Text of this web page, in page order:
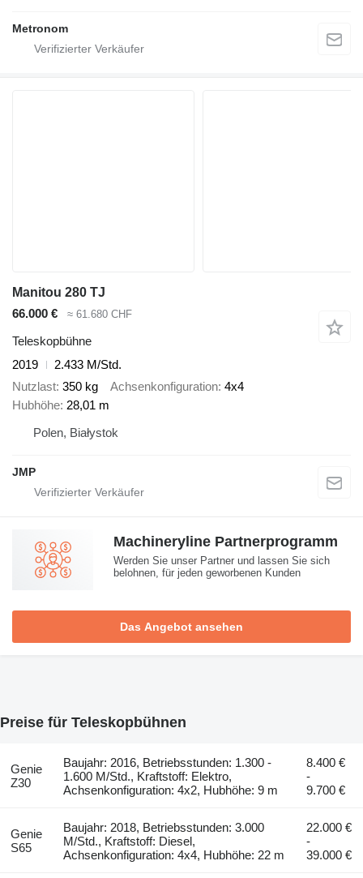
Metronom
Manitou 280 TJ
66.000 €
≈ 61.680 CHF
Teleskopbühne
2019
2.433 M/Std.
Nutzlast 350 kg Achsenkonfiguration 4x4
Hubhöhe 28,01 m
Polen, Białystok
JMP
Machineryline Partnerprogramm
Werden Sie unser Partner und lassen Sie sich
belohnen, für jeden geworbenen Kunden
Das Angebot ansehen
Preise für Teleskopbühnen
Genie
Z30
Baujahr: 2016, Betriebsstunden: 1.300 -
1.600 M/Std., Kraftstoff: Elektro,
Achsenkonfiguration: 4x2, Hubhöhe: 9 m
8.400 €
-
9.700 €
Genie
S65
Baujahr: 2018, Betriebsstunden: 3.000
M/Std., Kraftstoff: Diesel,
Achsenkonfiguration: 4x4, Hubhöhe: 22 m
22.000 €
-
39.000 €